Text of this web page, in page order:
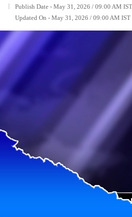
Publish Date - May 31, 2026 / 09:00 AM
Updated On - May 31, 2026 / 09:00 AM IST